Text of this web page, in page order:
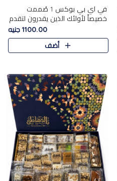
في اي بي بوكس 1 صُممت
خصيصاً لأولئك الذين يقدرون لتقدم
تجربة استثنائية بوكس تجمع بين
أفخر حلويات المولد المصري مع
تشكيلة مختارة من الأصناف ..
1100.00 جنيه
أضف